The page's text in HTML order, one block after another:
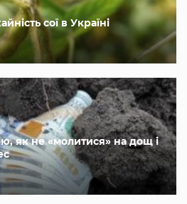
сої в Україні
як не «молитися» на дощ і